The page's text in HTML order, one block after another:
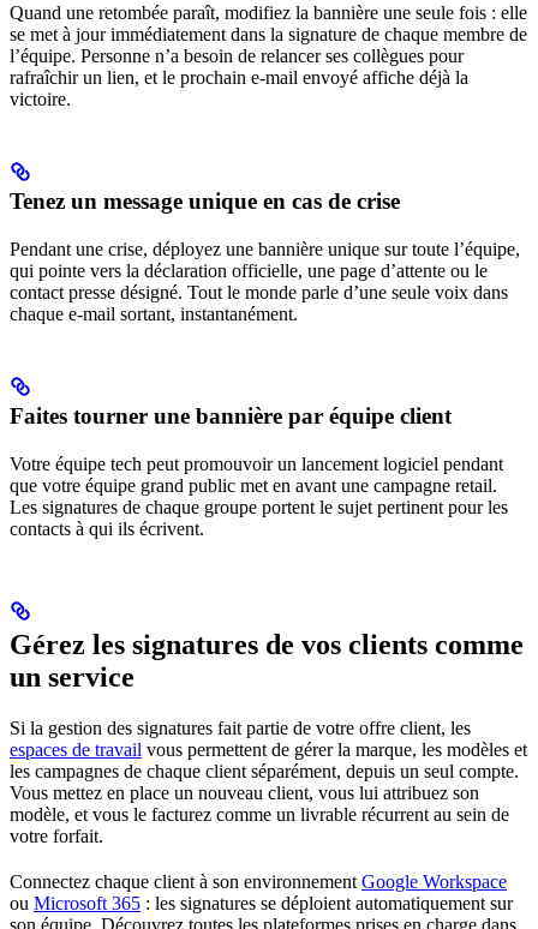
Quand une retombée paraît, modifiez la bannière une seule fois : elle
se met à jour immédiatement dans la signature de chaque membre de
l’équipe. Personne n’a besoin de relancer ses collègues pour
rafraîchir un lien, et le prochain e-mail envoyé affiche déjà la
victoire.
Tenez un message unique en cas de crise
Pendant une crise, déployez une bannière unique sur toute l’équipe,
qui pointe vers la déclaration officielle, une page d’attente ou le
contact presse désigné. Tout le monde parle d’une seule voix dans
chaque e-mail sortant, instantanément.
Faites tourner une bannière par équipe client
Votre équipe tech peut promouvoir un lancement logiciel pendant
que votre équipe grand public met en avant une campagne retail.
Les signatures de chaque groupe portent le sujet pertinent pour les
contacts à qui ils écrivent.
Gérez les signatures de vos clients comme
un service
Si la gestion des signatures fait partie de votre offre client, les
espaces de travail vous permettent de gérer la marque, les modèles et
les campagnes de chaque client séparément, depuis un seul compte.
Vous mettez en place un nouveau client, vous lui attribuez son
modèle, et vous le facturez comme un livrable récurrent au sein de
votre forfait.
Connectez chaque client à son environnement Google Workspace
ou Microsoft 365 : les signatures se déploient automatiquement sur
son équipe. Découvrez toutes les plateformes prises en charge dans